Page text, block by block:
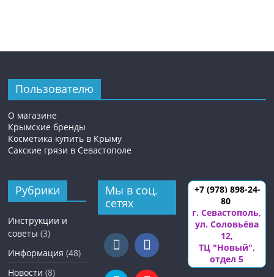
Пользователю
О магазине
Крымские бренды
Косметика купить в Крыму
Сакские грязи в Севастополе
Рубрики
Инструкции и
советы (3)
Информация (48)
Новости (8)
Мы в соц.
сетях
+7 (978) 898-24-
80
г. Севастополь,
ул. Соловьёва
12,
ТЦ "Новый",
отдел 5